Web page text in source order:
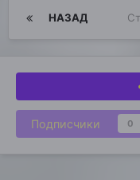
НАЗАД
Подписчики 0